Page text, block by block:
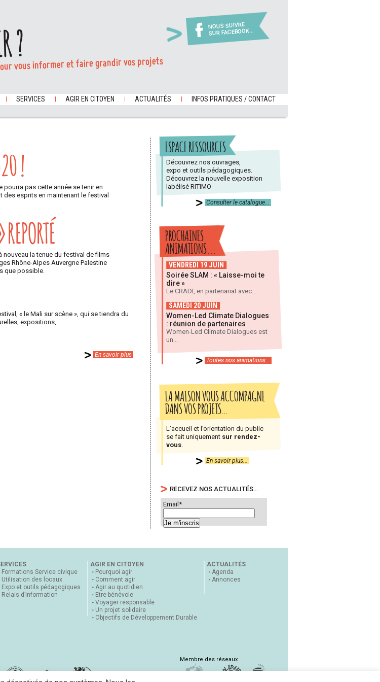
NOUS SUIVRE
SUR FACEBOOK...
?
vous informer et faire grandir vos projets
SERVICES AGIR EN CITOYEN ACTUALITÉS INFOS PRATIQUES / CONTACT
!
pourra pas cette année se tenir en
des esprits en maintenant le festival
nouveau la tenue du festival de films
Rhône-Alpes Auvergne Palestine
que possible.
« le Mali sur scène », qui se tiendra du
expositions, …
En savoir plus
ESPACE RESSOURCES
Découvrez nos ouvrages,
expo et outils pédagogiques.
Découvrez la nouvelle exposition
labélisé RITIMO
Consulter le catalogue...
PROCHAINES
ANIMATIONS...
VENDREDI 19 JUIN
Soirée SLAM : « Laisse-moi te
dire »
Le CRADI, en partenariat avec...
SAMEDI 20 JUIN
Women-Led Climate Dialogues
: réunion de partenaires
Women-Led Climate Dialogues est
un...
Toutes nos animations...
LA MAISON VOUS ACCOMPAGNE
DANS VOS PROJETS…
L’accueil et l’orientation du public
se fait uniquement sur rendez-
vous
En savoir plus...
RECEVEZ NOS ACTUALITÉS…
Email*
Formations Service civique
Utilisation des locaux
Expo et outils pédagogiques
Relais d’information
AGIR EN CITOYEN
Pourquoi agir
Comment agir
Agir au quotidien
Etre bénévole
Voyager responsable
Un projet solidaire
Objectifs de Développement Durable
ACTUALITÉS
Agenda
Annonces
Membre des réseaux